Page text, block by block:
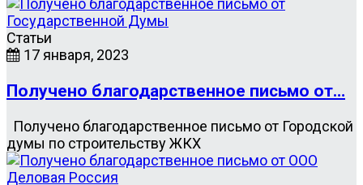
Статьи
17 января, 2023
Получено благодарственное письмо от…
Получено благодарственное письмо от Городской
думы по строительству ЖКХ